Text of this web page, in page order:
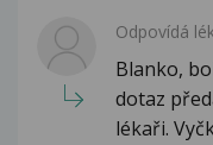
Odpovídá
Blanko,
dotaz
lékaři.